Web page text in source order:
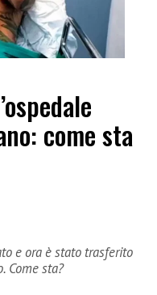
come sta
e ora è stato trasferito
Come sta?